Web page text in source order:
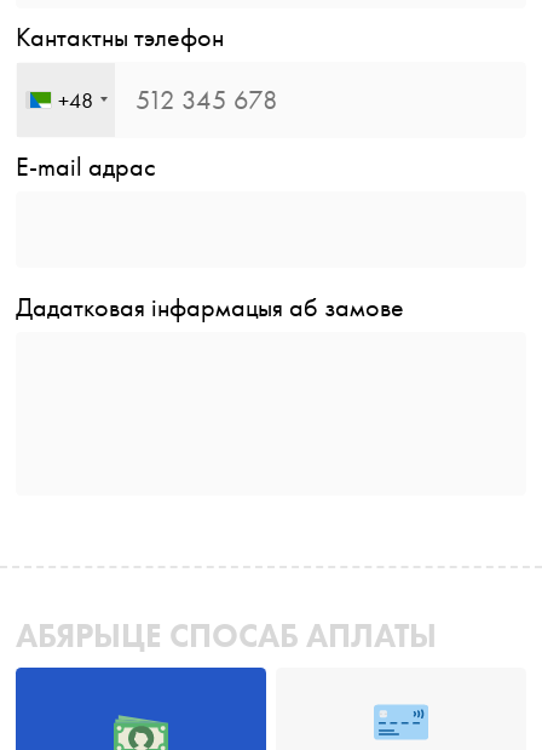
Кантактны тэлефон
+48
E-mail адрас
Дадатковая інфармацыя аб замове
АБЯРЫЦЕ СПОСАБ АПЛАТЫ